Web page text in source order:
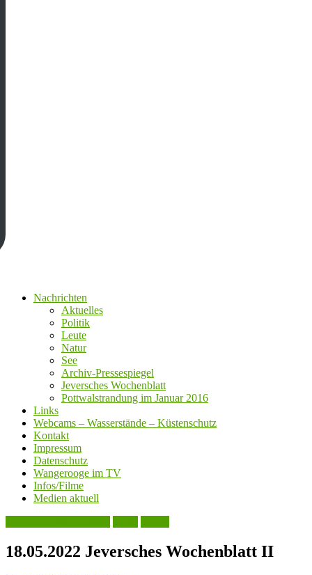
Nachrichten
Aktuelles
Politik
Leute
Natur
See
Archiv-Pressespiegel
Jeversches Wochenblatt
Pottwalstrandung im Januar 2016
Links
Webcams – Wasserstände – Küstenschutz
Kontakt
Impressum
Datenschutz
Wangerooge im TV
Infos/Filme
Medien aktuell
18.05.2022 Jeversches Wochenblatt II